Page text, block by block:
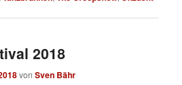
2018
vonSven Bähr